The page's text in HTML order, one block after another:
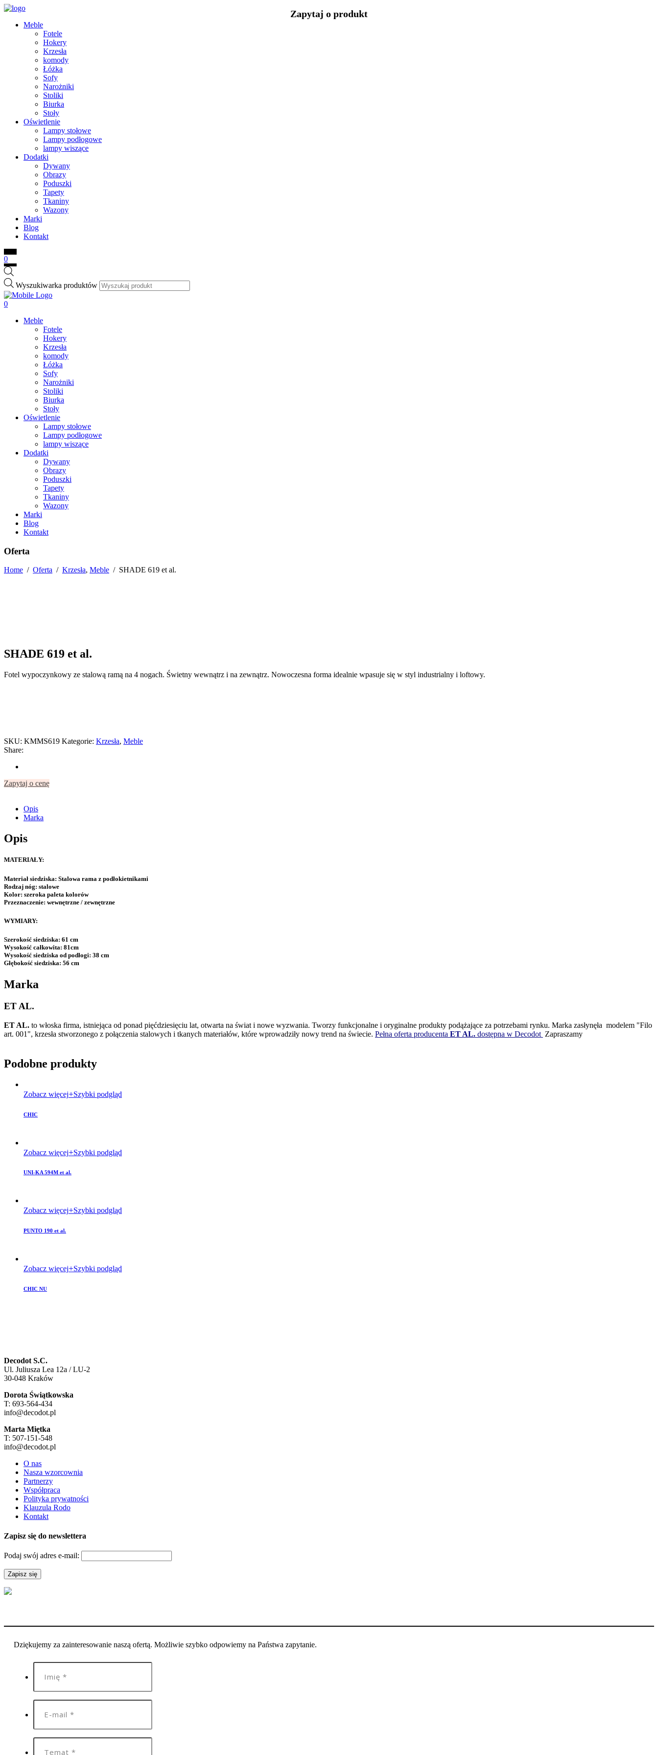
Meble
Fotele
Hokery
Krzesła
komody
Łóżka
Sofy
Narożniki
Stoliki
Biurka
Stoły
Oświetlenie
Lampy stołowe
Lampy podłogowe
lampy wiszące
Dodatki
Dywany
Obrazy
Poduszki
Tapety
Tkaniny
Wazony
Marki
Blog
Kontakt
0
Wyszukiwarka produktów
0
Meble
Fotele
Hokery
Krzesła
komody
Łóżka
Sofy
Narożniki
Stoliki
Biurka
Stoły
Oświetlenie
Lampy stołowe
Lampy podłogowe
lampy wiszące
Dodatki
Dywany
Obrazy
Poduszki
Tapety
Tkaniny
Wazony
Marki
Blog
Kontakt
Oferta
Home / Oferta / Krzesła, Meble / SHADE 619 et al.
SHADE 619 et al.
Fotel wypoczynkowy ze stalową ramą na 4 nogach. Świetny wewnątrz i na zewnątrz. Nowoczesna forma idealnie wpasuje się w styl industrialny i loftowy.
SKU: KMMS619 Kategorie: Krzesła, Meble
Share:
Zapytaj o cenę
Opis
Marka
Opis
MATERIAŁY:
Materiał siedziska: Stalowa rama z podłokietnikami
Rodzaj nóg: stalowe
Kolor: szeroka paleta kolorów
Przeznaczenie: wewnętrzne / zewnętrzne
WYMIARY:
Szerokość siedziska: 61 cm
Wysokość całkowita: 81cm
Wysokość siedziska od podłogi: 38 cm
Głębokość siedziska: 56 cm
Marka
ET AL.
ET AL. to włoska firma, istniejąca od ponad pięćdziesięciu lat, otwarta na świat i nowe wyzwania. Tworzy funkcjonalne i oryginalne produkty podążające za potrzebami rynku. Marka zasłynęła modelem "Filo
art. 001", krzesła stworzonego z połączenia stalowych i tkanych materiałów, które wprowadziły nowy trend na świecie. Pełna oferta producenta ET AL. dostępna w Decodot Zapraszamy
Podobne produkty
Zobacz więcej Szybki podgląd
CHIC
Zobacz więcej Szybki podgląd
UNI-KA 594M et al.
Zobacz więcej Szybki podgląd
PUNTO 190 et al.
Zobacz więcej Szybki podgląd
CHIC NU
Decodot S.C.
Ul. Juliusza Lea 12a / LU-2
30-048 Kraków
Dorota Świątkowska
T: 693-564-434
info@decodot.pl
Marta Miętka
T: 507-151-548
info@decodot.pl
O nas
Nasza wzorcownia
Partnerzy
Współpraca
Polityka prywatności
Klauzula Rodo
Kontakt
Zapisz się do newslettera
Podaj swój adres e-mail:
Dziękujemy za zainteresowanie naszą ofertą. Możliwie szybko odpowiemy na Państwa zapytanie.